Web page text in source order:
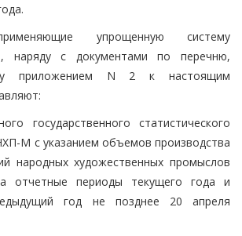
упрощенную систему
наряду с документами по перечню,
приложением N 2 к настоящим
государственного статистического
М с указанием объемов производства
народных художественных промыслов
отчетные периоды текущего года и
год не позднее 20 апреля